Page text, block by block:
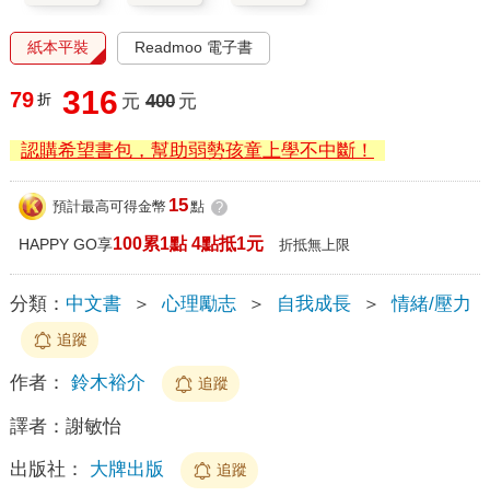
紙本平裝 Readmoo 電子書
79 折 316 元 400 元
認購希望書包，幫助弱勢孩童上學不中斷！
預計最高可得金幣 15點 ?
HAPPY GO享100累1點 4點抵1元 折抵無上限
分類： 中文書 ＞ 心理勵志 ＞ 自我成長 ＞ 情緒/壓力
追蹤
作者： 鈴木裕介 追蹤
譯者： 謝敏怡
出版社： 大牌出版 追蹤